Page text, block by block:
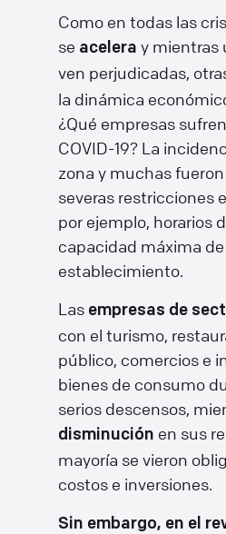
Como en todas las
se acelera y mientras
ven perjudicadas,
la dinámica
¿Qué empresas
COVID-19? La
zona y muchas
severas restricciones
por ejemplo, horarios
capacidad máxima
establecimiento.
Las empresas de
con el turismo,
público, comercios e
bienes de consumo
serios descensos,
disminución en sus
mayoría se vieron
costos e inversiones.
Sin embargo, en el